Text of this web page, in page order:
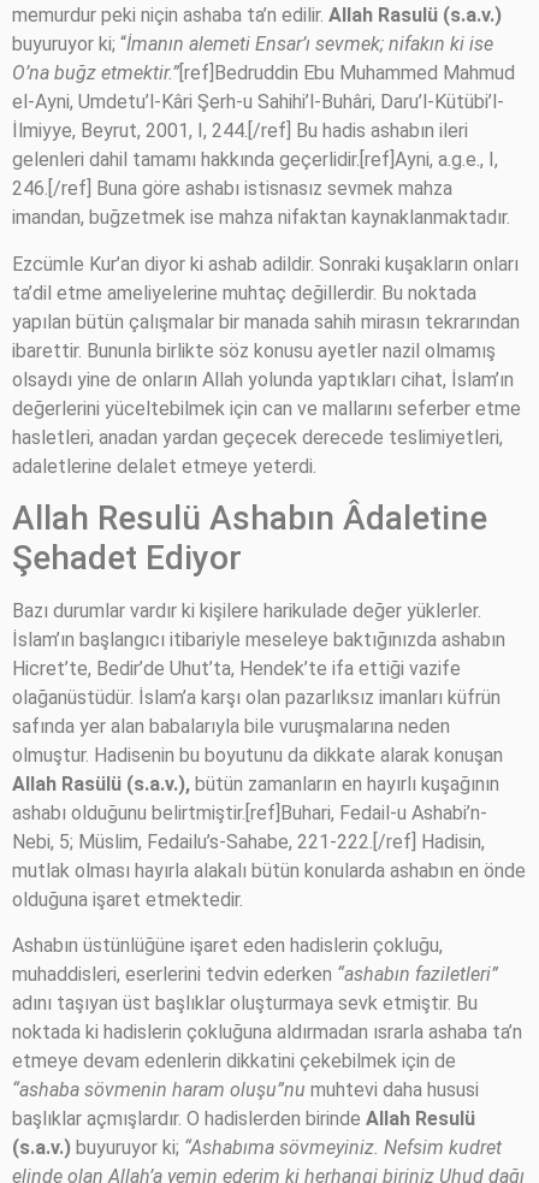
memurdur peki niçin ashaba ta’n edilir. Allah Rasulü (s.a.v.)
buyuruyor ki; “İmanın alemeti Ensar’ı sevmek; nifakın ki ise
O’na buğz etmektir.” [ref]Bedruddin Ebu Muhammed Mahmud
el-Ayni, Umdetu’l-Kâri Şerh-u Sahihi’l-Buhâri, Daru’l-Kütübi’l-
İlmiyye, Beyrut, 2001, I, 244.[/ref] Bu hadis ashabın ileri
gelenleri dahil tamamı hakkında geçerlidir.[ref]Ayni, a.g.e., I,
246.[/ref] Buna göre ashabı istisnasız sevmek mahza
imandan, buğzetmek ise mahza nifaktan kaynaklanmaktadır.
Ezcümle Kur’an diyor ki ashab adildir. Sonraki kuşakların onları
ta’dil etme ameliyelerine muhtaç değillerdir. Bu noktada
yapılan bütün çalışmalar bir manada sahih mirasın tekrarından
ibarettir. Bununla birlikte söz konusu ayetler nazil olmamış
olsaydı yine de onların Allah yolunda yaptıkları cihat, İslam’ın
değerlerini yüceltebilmek için can ve mallarını seferber etme
hasletleri, anadan yardan geçecek derecede teslimiyetleri,
adaletlerine delalet etmeye yeterdi.
Allah Resulü Ashabın Âdaletine
Şehadet Ediyor
Bazı durumlar vardır ki kişilere harikulade değer yüklerler.
İslam’ın başlangıcı itibariyle meseleye baktığınızda ashabın
Hicret’te, Bedir’de Uhut’ta, Hendek’te ifa ettiği vazife
olağanüstüdür. İslam’a karşı olan pazarlıksız imanları küfrün
safında yer alan babalarıyla bile vuruşmalarına neden
olmuştur. Hadisenin bu boyutunu da dikkate alarak konuşan
Allah Rasülü (s.a.v.), bütün zamanların en hayırlı kuşağının
ashabı olduğunu belirtmiştir.[ref]Buhari, Fedail-u Ashabi’n-
Nebi, 5; Müslim, Fedailu’s-Sahabe, 221-222.[/ref] Hadisin,
mutlak olması hayırla alakalı bütün konularda ashabın en önde
olduğuna işaret etmektedir.
Ashabın üstünlüğüne işaret eden hadislerin çokluğu,
muhaddisleri, eserlerini tedvin ederken “ashabın faziletleri”
adını taşıyan üst başlıklar oluşturmaya sevk etmiştir. Bu
noktada ki hadislerin çokluğuna aldırmadan ısrarla ashaba ta’n
etmeye devam edenlerin dikkatini çekebilmek için de
“ashaba sövmenin haram oluşu”nu muhtevi daha hususi
başlıklar açmışlardır. O hadislerden birinde Allah Resulü
(s.a.v.) buyuruyor ki; “Ashabıma sövmeyiniz. Nefsim kudret
elinde olan Allah’a yemin ederim ki herhangi biriniz Uhud dağı